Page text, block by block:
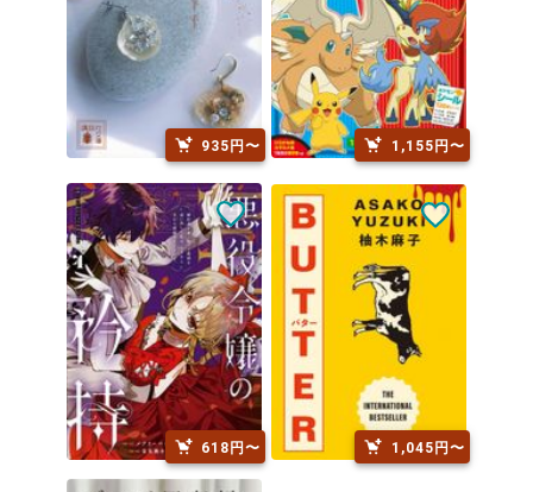
935円〜 1,155円〜
618円〜 1,045円〜